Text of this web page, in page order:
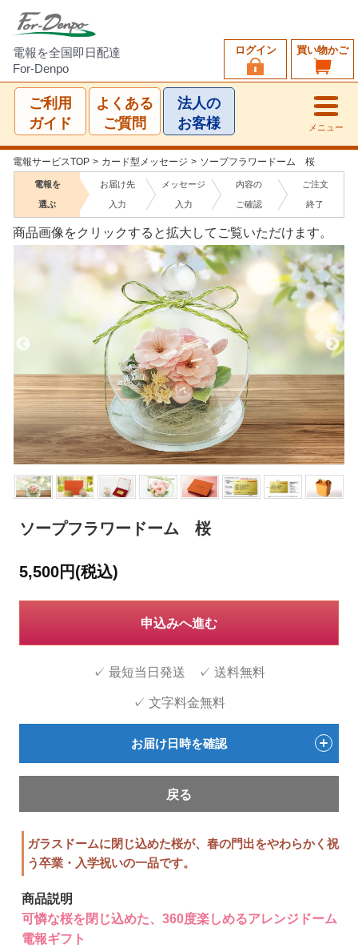
電報を全国即日配達
For-Denpo
買い物かご
ログイン
ご利用
ガイド
よくある
ご質問
法人の
お客様
メニュー
電報サービスTOP > カード型メッセージ > ソープフラワードーム 桜
電報を
選ぶ
お届け先
入力
メッセージ
入力
内容の
ご確認
ご注文
終了
商品画像をクリックすると拡大してご覧いただけます。
ソープフラワードーム 桜
ガラスドームに閉じ込めた桜が、春の門出をやわらかく祝
う卒業・入学祝いの一品です。
商品説明
可憐な桜を閉じ込めた、360度楽しめるアレンジドーム
電報ギフト
5,500円(税込)
申込みへ進む
✓ 最短当日発送 ✓ 送料無料
✓ 文字料金無料
お届け日時を確認
戻る